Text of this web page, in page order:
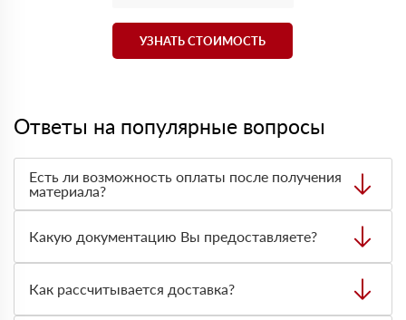
УЗНАТЬ СТОИМОСТЬ
Ответы на популярные вопросы
Есть ли возможность оплаты после получения
материала?
оплата по факту получения товара. При этом, если
доставленный товар был ненадлежащего качества, то
Вы вправе от него отказаться.
Какую документацию Вы предоставляете?
сертификаты и паспорта качества, а также товарно-
транспортную накладную.
Как рассчитывается доставка?